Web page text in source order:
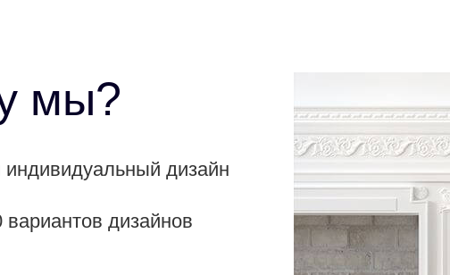
дизайнов
индивидуальный дизайн
мы?